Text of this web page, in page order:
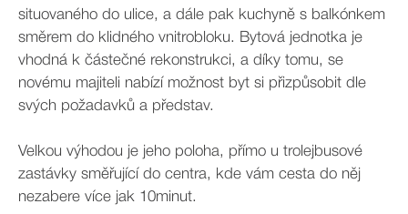
situovaného do ulice, a dále pak kuchyně s balkónkem
směrem do klidného vnitrobloku. Bytová jednotka je
vhodná k částečné rekonstrukci, a díky tomu, se
novému majiteli nabízí možnost byt si přizpůsobit dle
svých požadavků a představ.
Velkou výhodou je jeho poloha, přímo u trolejbusové
zastávky směřující do centra, kde vám cesta do něj
nezabere více jak 10minut.